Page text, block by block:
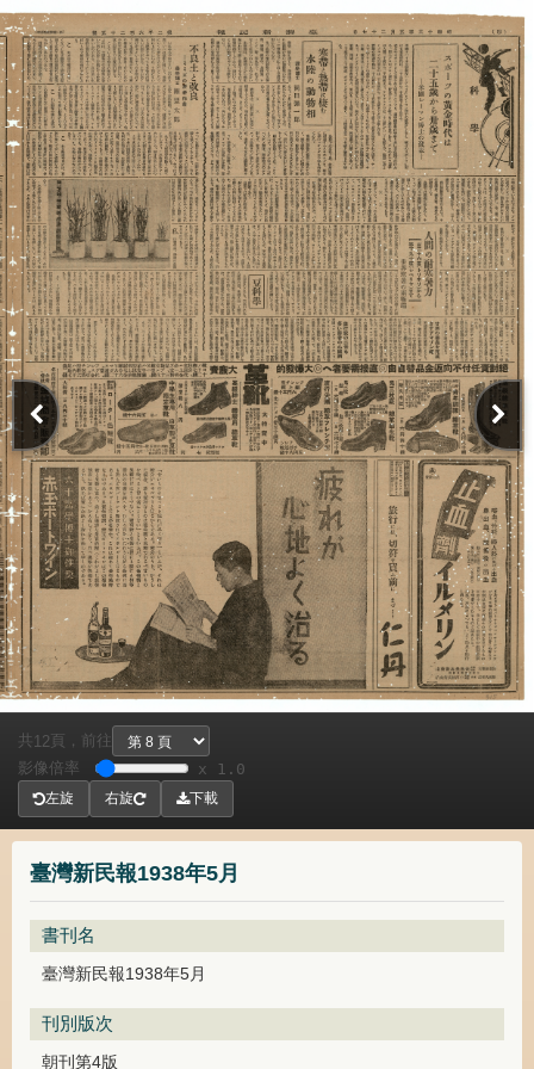
臺灣新民報1938年5月
書刊名
臺灣新民報1938年5月
刊別版次
朝刊第4版
共 12頁， 前往
影像倍率
x 1.0
左旋 右旋 下載